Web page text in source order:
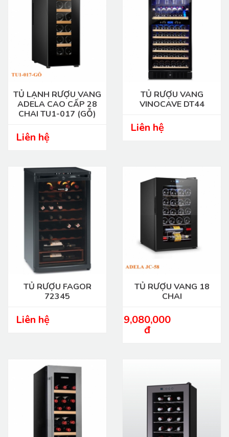
TỦ LẠNH RƯỢU VANG
ADELA CAO CẤP 28
CHAI TU1-017 (GỖ)
Liên hệ
TỦ RƯỢU VANG
VINOCAVE DT44
Liên hệ
TỦ RƯỢU FAGOR
72345
Liên hệ
TỦ RƯỢU VANG 18
CHAI
9,080,000
đ